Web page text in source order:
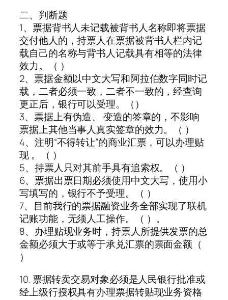
二、判断题
1、票据背书人未记载被背书人名称即将票据
交付他人的，持票人在票据被背书人栏内记
载自己的名称与背书人记载具有相等的法律
效力。（ ）
2、票据金额以中文大写和阿拉伯数字同时记
载，二者必须一致，二者不一致的，经查询
更正后，银行可以受理。（）
3、票据上有伪造、 变造的签章的，不影响
票据上其他当事人真实签章的效力。（ ）
4、注明“不得转让”的商业汇票，可以办理贴
现 。（ ）
5、持票人只对其前手具有追索权。（ ）
6、票据出票日期必须使用中文大写，使用小
写填写的，银行不予受理。（ ）
7、目前我行的票据融资业务全部实现了联机
记账功能，无须人工操作。（ ）。
8、办理贴现业务时，持票人所提供发票的总
金额必须大于或等于承兑汇票的票面金额（
）
10. 票据转卖交易对象必须是人民银行批准或
经上级行授权具有办理票据转贴现业务资格